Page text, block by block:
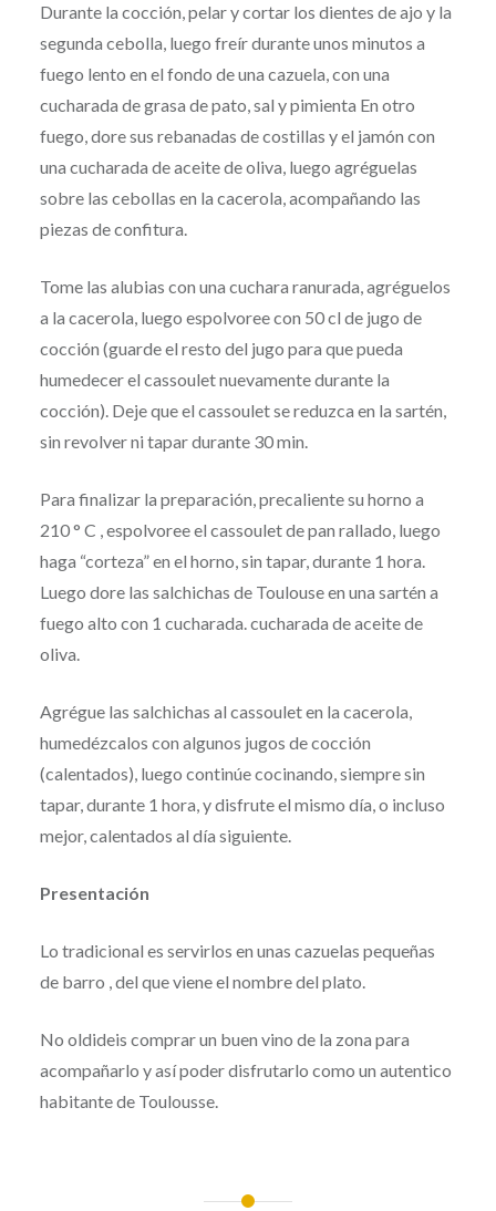
Durante la cocción, pelar y cortar los dientes de ajo y la
segunda cebolla, luego freír durante unos minutos a
fuego lento en el fondo de una cazuela, con una
cucharada de grasa de pato, sal y pimienta En otro
fuego, dore sus rebanadas de costillas y el jamón con
una cucharada de aceite de oliva, luego agréguelas
sobre las cebollas en la cacerola, acompañando las
piezas de confitura.
Tome las alubias con una cuchara ranurada, agréguelos
a la cacerola, luego espolvoree con 50 cl de jugo de
cocción (guarde el resto del jugo para que pueda
humedecer el cassoulet nuevamente durante la
cocción). Deje que el cassoulet se reduzca en la sartén,
sin revolver ni tapar durante 30 min.
Para finalizar la preparación, precaliente su horno a
210 ° C , espolvoree el cassoulet de pan rallado, luego
haga “corteza” en el horno, sin tapar, durante 1 hora.
Luego dore las salchichas de Toulouse en una sartén a
fuego alto con 1 cucharada. cucharada de aceite de
oliva.
Agrégue las salchichas al cassoulet en la cacerola,
humedézcalos con algunos jugos de cocción
(calentados), luego continúe cocinando, siempre sin
tapar, durante 1 hora, y disfrute el mismo día, o incluso
mejor, calentados al día siguiente.
Presentación
Lo tradicional es servirlos en unas cazuelas pequeñas
de barro , del que viene el nombre del plato.
No oldideis comprar un buen vino de la zona para
acompañarlo y así poder disfrutarlo como un autentico
habitante de Toulousse.